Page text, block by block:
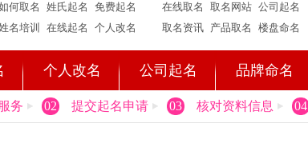
何取名
姓氏起名
免费起名
名培训
在线起名 个人改名
在线取名
取名网站 公司起名
取名资讯 产品取名 楼盘命名
个人改名 公司起名 品牌命名
务 02 提交起名申请 03 核对资料信息 04